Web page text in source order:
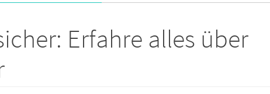
Erfahre alles über